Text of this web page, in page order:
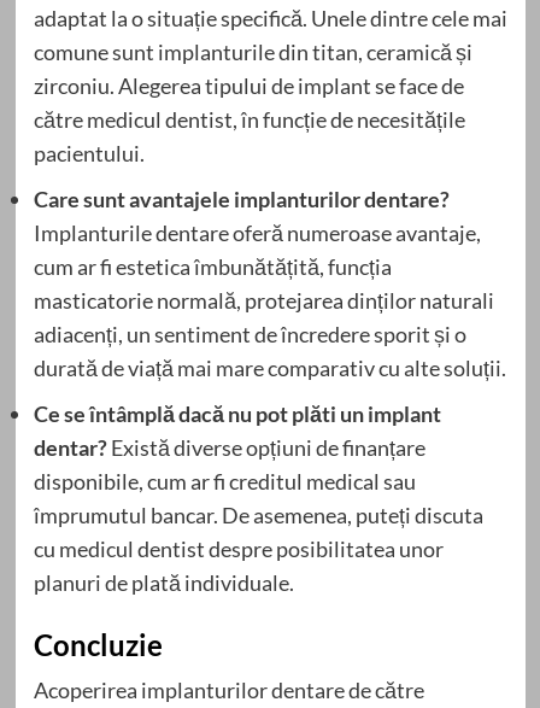
adaptat la o situație specifică. Unele dintre cele mai
comune sunt implanturile din titan, ceramică și
zirconiu. Alegerea tipului de implant se face de
către medicul dentist, în funcție de necesitățile
pacientului.
Care sunt avantajele implanturilor dentare?
Implanturile dentare oferă numeroase avantaje,
cum ar fi estetica îmbunătățită, funcția
masticatorie normală, protejarea dinților naturali
adiacenți, un sentiment de încredere sporit și o
durată de viață mai mare comparativ cu alte soluții.
Ce se întâmplă dacă nu pot plăti un implant
dentar?Există diverse opțiuni de finanțare
disponibile, cum ar fi creditul medical sau
împrumutul bancar. De asemenea, puteți discuta
cu medicul dentist despre posibilitatea unor
planuri de plată individuale.
Concluzie
Acoperirea implanturilor dentare de către